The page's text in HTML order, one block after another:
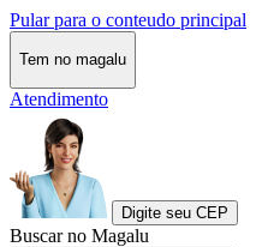
Pular para o conteudo principal
Tem no magalu
Atendimento
Digite seu CEP
Buscar no Magalu